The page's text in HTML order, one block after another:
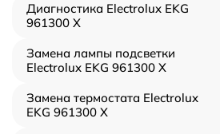
Диагностика Electrolux EKG
961300 X
Замена лампы подсветки
Electrolux EKG 961300 X
Замена термостата Electrolux
EKG 961300 X